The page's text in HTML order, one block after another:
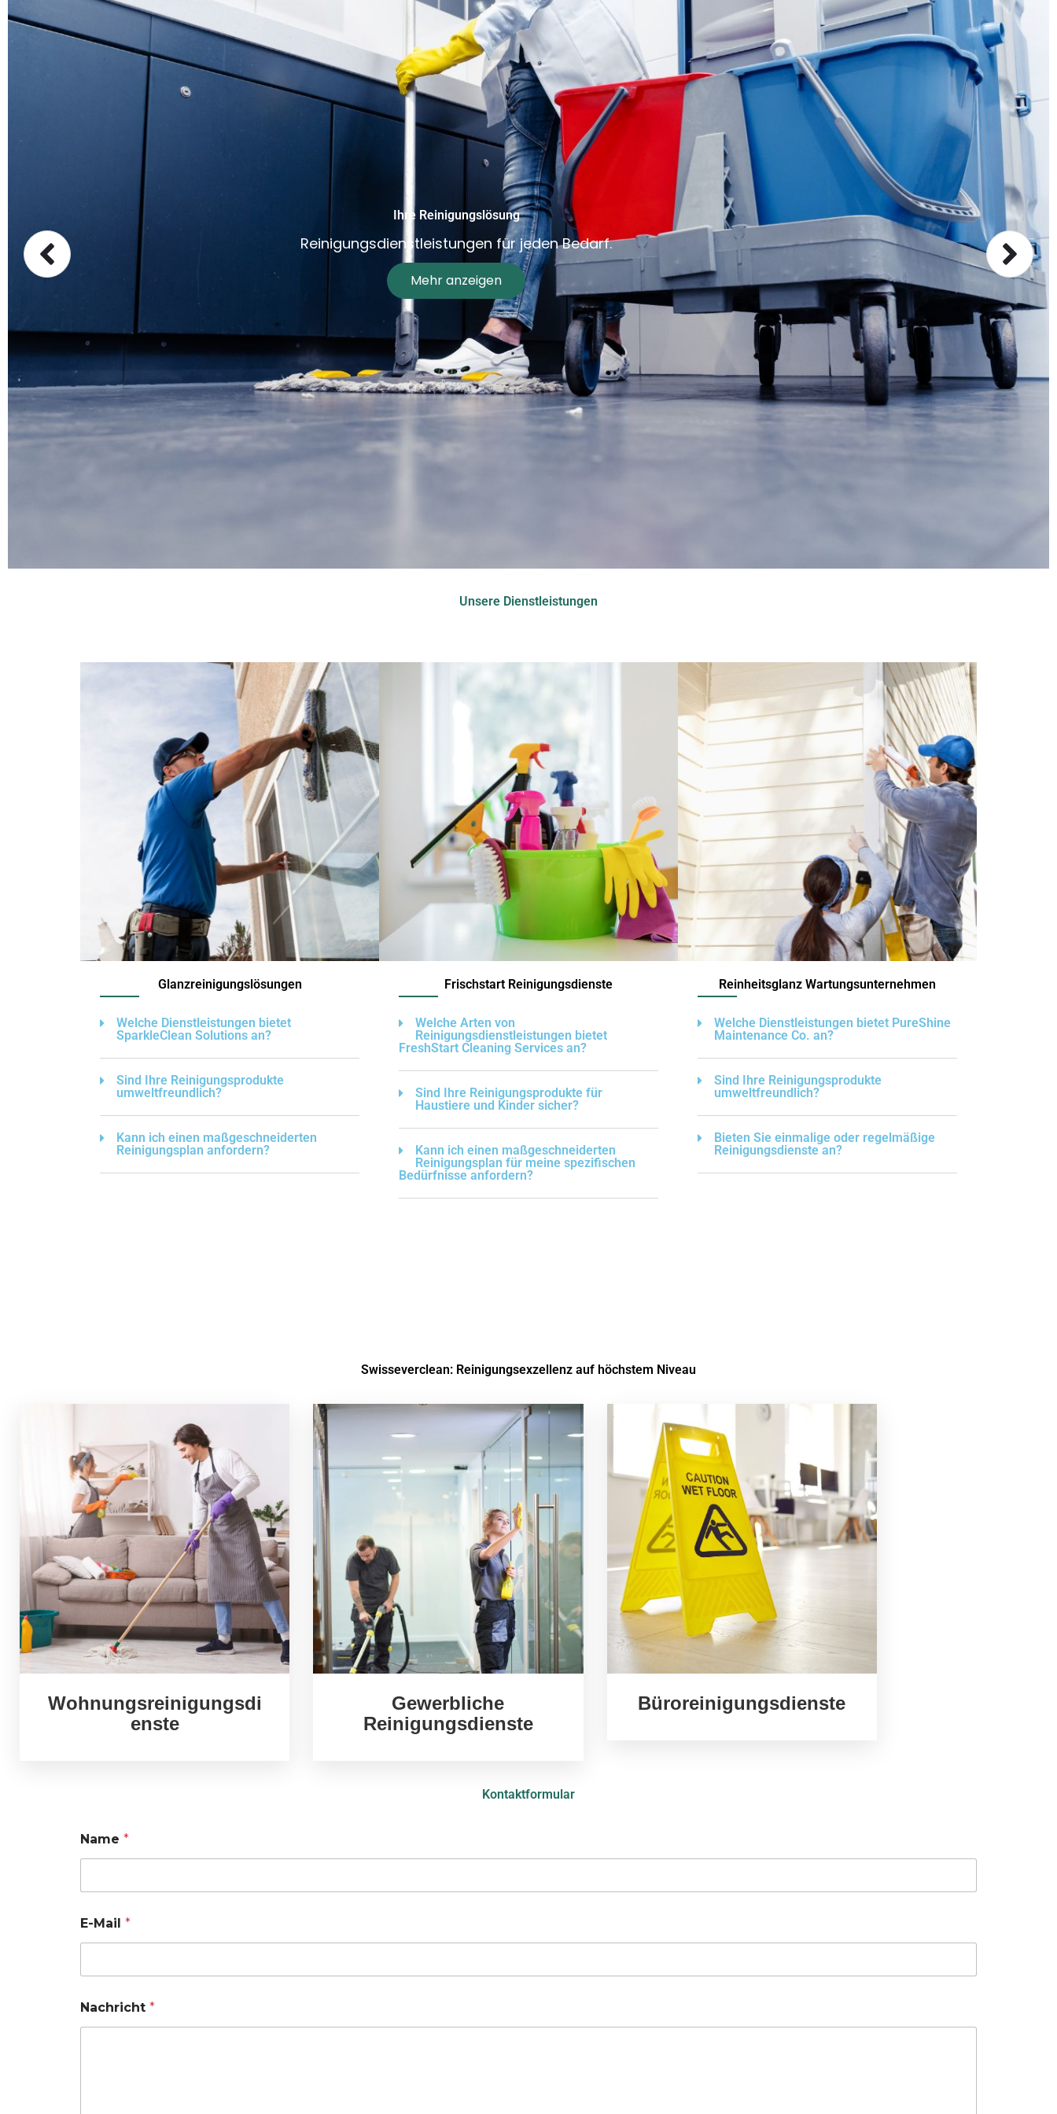
Ihre Reinigungslösung
Reinigungsdienstleistungen für jeden Bedarf.
Mehr anzeigen
Unsere Dienstleistungen
Glanzreinigungslösungen
Welche Dienstleistungen bietet
SparkleClean Solutions an?
Sind Ihre Reinigungsprodukte
umweltfreundlich?
Kann ich einen maßgeschneiderten
Reinigungsplan anfordern?
Frischstart Reinigungsdienste
Welche Arten von
Reinigungsdienstleistungen bietet
FreshStart Cleaning Services an?
Sind Ihre Reinigungsprodukte für
Haustiere und Kinder sicher?
Kann ich einen maßgeschneiderten
Reinigungsplan für meine spezifischen
Bedürfnisse anfordern?
Reinheitsglanz Wartungsunternehmen
Welche Dienstleistungen bietet PureShine
Maintenance Co. an?
Sind Ihre Reinigungsprodukte
umweltfreundlich?
Bieten Sie einmalige oder regelmäßige
Reinigungsdienste an?
Swisseverclean: Reinigungsexzellenz auf höchstem Niveau
Wohnungsreinigungsdi
enste
Gewerbliche
Reinigungsdienste
Büroreinigungsdienste
Kontaktformular
Name *
E-Mail *
Nachricht *